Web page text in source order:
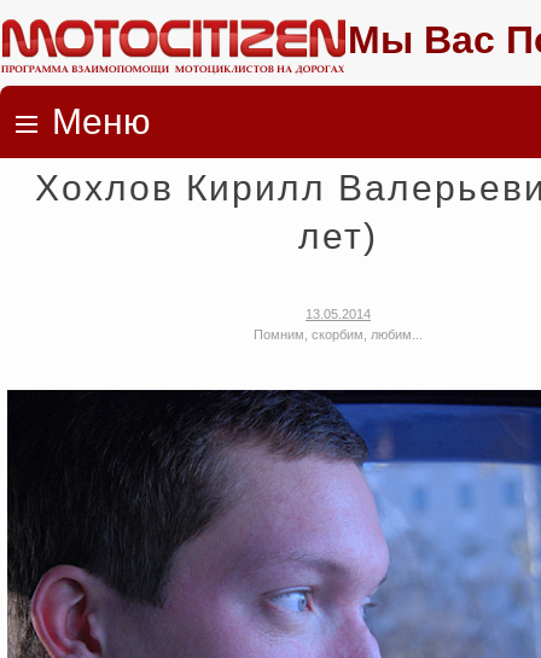
Мы Вас
Меню
Skip to content
Хохлов Кирилл
лет)
13.05.2014
Помним, скорбим, любим...